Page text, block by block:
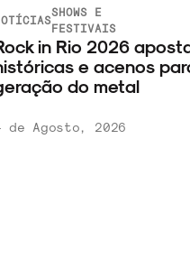
SHOWS E
FESTIVAIS
in Rio 2026
e acenos
do metal
de Agosto, 2026